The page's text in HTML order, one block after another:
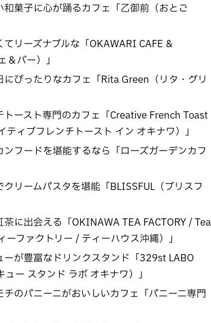
和菓子に心が踊るカフェ「乙御前（おとご
てリーズナブルな「OKAWARI CAFE &
＆バー）」
にぴったりなカフェ「Rita Green（リタ・グリ
トースト専門のカフェ「Creative French Toast
ィブフレンチトースト イン オキナワ）」
ンフードを堪能するなら「ローズガーデンカフ
クリームパスタを堪能「BLISSFUL（ブリスフ
茶に出会える「OKINAWA TEA FACTORY / Tea
ーファクトリー / ティーハウス沖縄）」
ーが豊富なドリンクスタンド「329st LABO
ー スタンド ラボ オキナワ）」
チのパニーニがおいしいカフェ「パニーニ専門